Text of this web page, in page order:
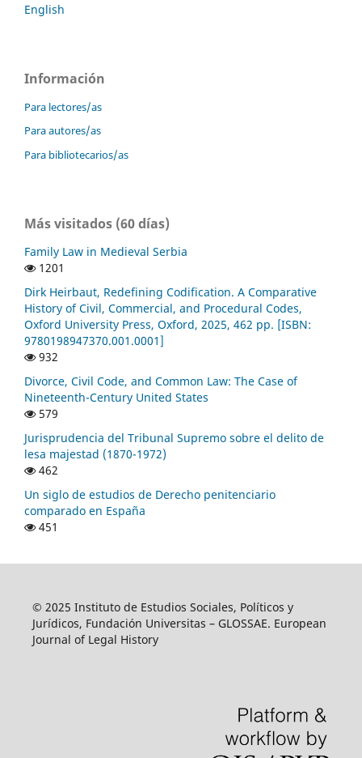
English
Información
Para lectores/as
Para autores/as
Para bibliotecarios/as
Más visitados (60 días)
Family Law in Medieval Serbia
1201
Dirk Heirbaut, Redefining Codification. A Comparative
History of Civil, Commercial, and Procedural Codes,
Oxford University Press, Oxford, 2025, 462 pp. [ISBN:
9780198947370.001.0001]
932
Divorce, Civil Code, and Common Law: The Case of
Nineteenth-Century United States
579
Jurisprudencia del Tribunal Supremo sobre el delito de
lesa majestad (1870-1972)
462
Un siglo de estudios de Derecho penitenciario
comparado en España
451
© 2025 Instituto de Estudios Sociales, Políticos y
Jurídicos, Fundación Universitas – GLOSSAE. European
Journal of Legal History